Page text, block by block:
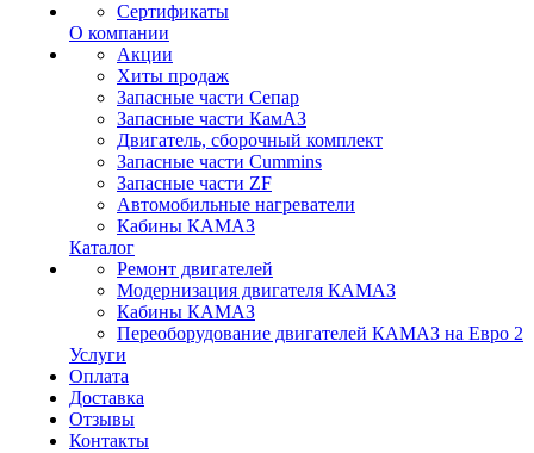
Сертификаты
О компании
Акции
Хиты продаж
Запасные части Сепар
Запасные части КамАЗ
Двигатель, сборочный комплект
Запасные части Cummins
Запасные части ZF
Автомобильные нагреватели
Кабины КАМАЗ
Каталог
Ремонт двигателей
Модернизация двигателя КАМАЗ
Кабины КАМАЗ
Переоборудование двигателей КАМАЗ на Евро 2
Услуги
Оплата
Доставка
Отзывы
Контакты